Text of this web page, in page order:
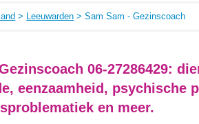
> Leeuwarden > Sam Sam - Gezinscoach
06-27286429:
eenzaamheid, psychische
en meer.